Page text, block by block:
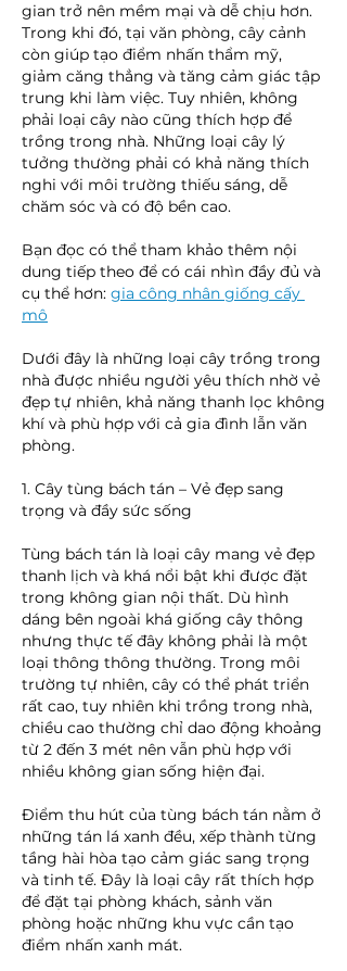
gian trở nên mềm mại và dễ chịu hơn.
Trong khi đó, tại văn phòng, cây cảnh
còn giúp tạo điểm nhấn thẩm mỹ,
giảm căng thẳng và tăng cảm giác tập
trung khi làm việc. Tuy nhiên, không
phải loại cây nào cũng thích hợp để
trồng trong nhà. Những loại cây lý
tưởng thường phải có khả năng thích
nghi với môi trường thiếu sáng, dễ
chăm sóc và có độ bền cao.
Bạn đọc có thể tham khảo thêm nội
dung tiếp theo để có cái nhìn đầy đủ và
cụ thể hơn: gia công nhân giống cấy
mô
Dưới đây là những loại cây trồng trong
nhà được nhiều người yêu thích nhờ vẻ
đẹp tự nhiên, khả năng thanh lọc không
khí và phù hợp với cả gia đình lẫn văn
phòng.
1. Cây tùng bách tán – Vẻ đẹp sang
trọng và đầy sức sống
Tùng bách tán là loại cây mang vẻ đẹp
thanh lịch và khá nổi bật khi được đặt
trong không gian nội thất. Dù hình
dáng bên ngoài khá giống cây thông
nhưng thực tế đây không phải là một
loại thông thông thường. Trong môi
trường tự nhiên, cây có thể phát triển
rất cao, tuy nhiên khi trồng trong nhà,
chiều cao thường chỉ dao động khoảng
từ 2 đến 3 mét nên vẫn phù hợp với
nhiều không gian sống hiện đại.
Điểm thu hút của tùng bách tán nằm ở
những tán lá xanh đều, xếp thành từng
tầng hài hòa tạo cảm giác sang trọng
và tinh tế. Đây là loại cây rất thích hợp
để đặt tại phòng khách, sảnh văn
phòng hoặc những khu vực cần tạo
điểm nhấn xanh mát.